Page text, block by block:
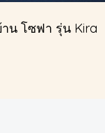
น โซฟา รุ่น Kira